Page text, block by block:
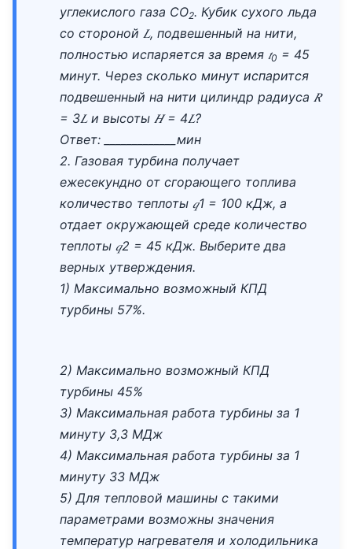
углекислого газа СО2. Кубик сухого льда
со стороной 𝐿, подвешенный на нити,
полностью испаряется за время 𝑡0 = 45
минут. Через сколько минут испарится
подвешенный на нити цилиндр радиуса 𝑅
= 3𝐿 и высоты 𝐻 = 4𝐿?
Ответ: _____________мин
2. Газовая турбина получает
ежесекундно от сгорающего топлива
количество теплоты 𝑞1 = 100 кДж, а
отдает окружающей среде количество
теплоты 𝑞2 = 45 кДж. Выберите два
верных утверждения.
1) Максимально возможный КПД
турбины 57%.
2) Максимально возможный КПД
турбины 45%
3) Максимальная работа турбины за 1
минуту 3,3 МДж
4) Максимальная работа турбины за 1
минуту 33 МДж
5) Для тепловой машины с такими
параметрами возможны значения
температур нагревателя и холодильника